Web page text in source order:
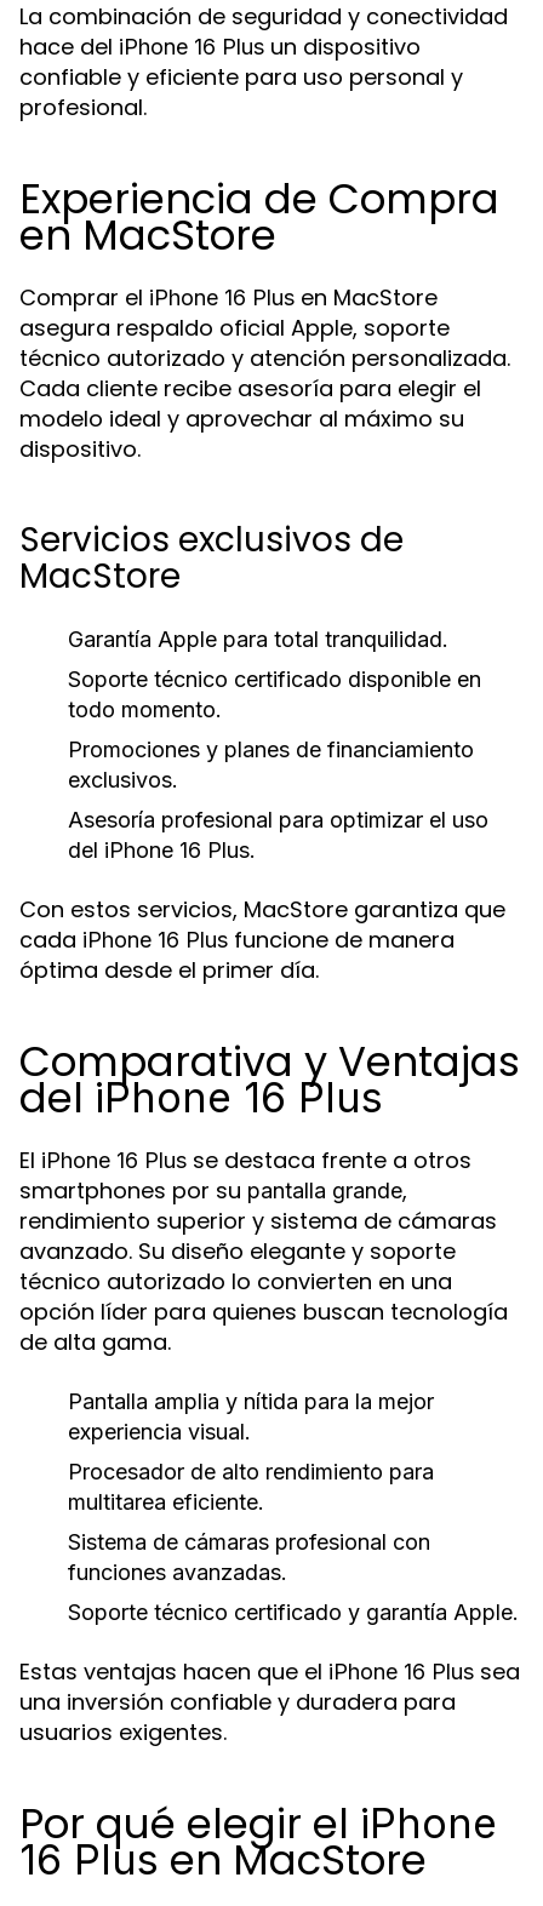
La combinación de seguridad y conectividad
hace del iPhone 16 Plus un dispositivo
confiable y eficiente para uso personal y
profesional.
Experiencia de Compra
en MacStore
Comprar el iPhone 16 Plus en MacStore
asegura respaldo oficial Apple, soporte
técnico autorizado y atención personalizada.
Cada cliente recibe asesoría para elegir el
modelo ideal y aprovechar al máximo su
dispositivo.
Servicios exclusivos de
MacStore
Garantía Apple para total tranquilidad.
Soporte técnico certificado disponible en
todo momento.
Promociones y planes de financiamiento
exclusivos.
Asesoría profesional para optimizar el uso
del iPhone 16 Plus.
Con estos servicios, MacStore garantiza que
cada iPhone 16 Plus funcione de manera
óptima desde el primer día.
Comparativa y Ventajas
del iPhone 16 Plus
El iPhone 16 Plus se destaca frente a otros
smartphones por su pantalla grande,
rendimiento superior y sistema de cámaras
avanzado. Su diseño elegante y soporte
técnico autorizado lo convierten en una
opción líder para quienes buscan tecnología
de alta gama.
Pantalla amplia y nítida para la mejor
experiencia visual.
Procesador de alto rendimiento para
multitarea eficiente.
Sistema de cámaras profesional con
funciones avanzadas.
Soporte técnico certificado y garantía Apple.
Estas ventajas hacen que el iPhone 16 Plus sea
una inversión confiable y duradera para
usuarios exigentes.
Por qué elegir el iPhone
16 Plus en MacStore